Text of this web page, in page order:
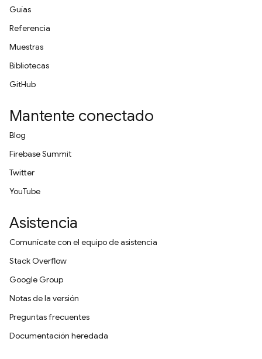
Guías
Referencia
Muestras
Bibliotecas
GitHub
Mantente conectado
Blog
Firebase Summit
Twitter
YouTube
Asistencia
Comunícate con el equipo de asistencia
Stack Overflow
Google Group
Notas de la versión
Preguntas frecuentes
Documentación heredada